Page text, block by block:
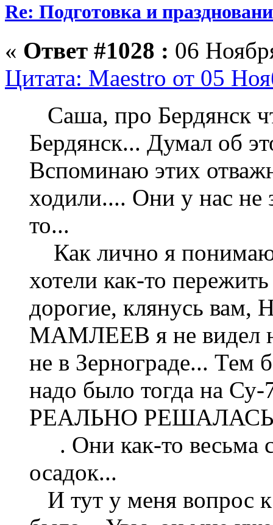
Re: Подготовка и
« Ответ #1028 : 06
Цитата: Maestro от 05
Саша, про Бердянск
Бердянск... Думал об
Вспоминаю этих
ходили.... Они у нас не
то...
Как лично я
хотели как-то
дорогие, клянусь
МАМЛЕЕВ я не видел
не в Зернограде... Тем
надо было тогда на
РЕАЛЬНО
. Они как-то весьма
осадок...
И тут у меня вопрос